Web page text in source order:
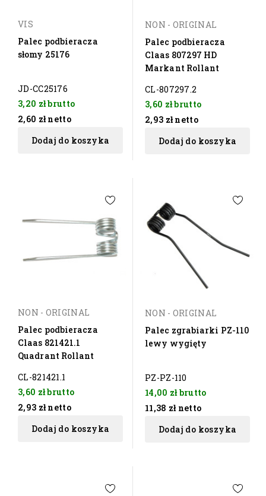
VIS
Palec podbieracza
słomy 25176
JD-CC25176
3,20 złbrutto
2,60 zł netto
Dodaj do koszyka
NON - ORIGINAL
Palec podbieracza
Claas 807297 HD
Markant Rollant
CL-807297.2
3,60 złbrutto
2,93 zł netto
Dodaj do koszyka
NON - ORIGINAL
Palec podbieracza
Claas 821421.1
Quadrant Rollant
CL-821421.1
3,60 złbrutto
2,93 zł netto
Dodaj do koszyka
NON - ORIGINAL
Palec zgrabiarki PZ-110
lewy wygięty
PZ-PZ-110
14,00 złbrutto
11,38 zł netto
Dodaj do koszyka